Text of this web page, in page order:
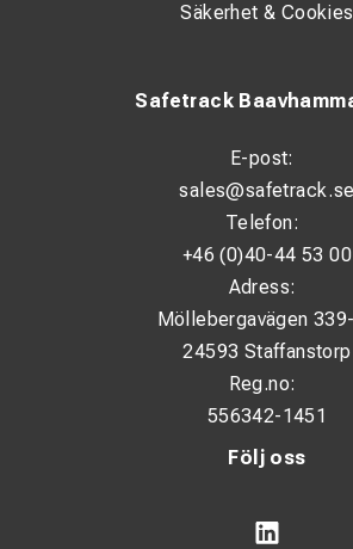
Följ oss
Safetrack
E-post:
sales@safetrack.se
Telefon:
+46 (0)40-44 53 00
Adress:
Möllebergavägen
24593 Staffanstorp
Reg.no:
556342-1451
Säkerhet & Cookies